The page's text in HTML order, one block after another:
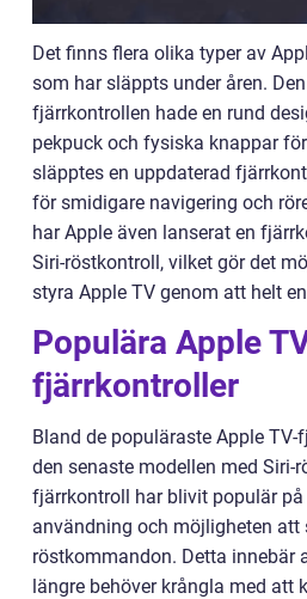
Det finns flera olika typer av
som har släppts under åren.
fjärrkontrollen hade en rund
pekpuck och fysiska knappar
släpptes en uppdaterad
för smidigare navigering och
har Apple även lanserat en
Siri-röstkontroll, vilket gör det
styra Apple TV genom att helt
Populära Apple
fjärrkontroller
Bland de populäraste Apple
den senaste modellen med Siri-
fjärrkontroll har blivit populär
användning och möjligheten att
röstkommandon. Detta innebär
längre behöver krångla med att